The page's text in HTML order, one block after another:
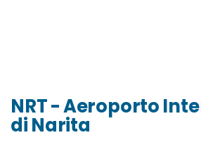
NRT - Aeroporto
di Narita